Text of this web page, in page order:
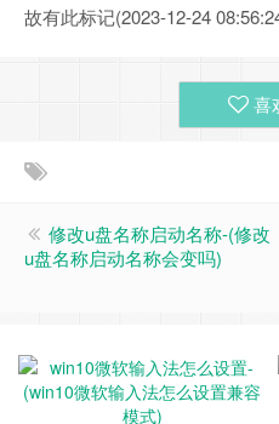
故有此标记(2023-12-24
喜
修改u盘名称启动名称-(修改
u盘名称启动名称会变吗)